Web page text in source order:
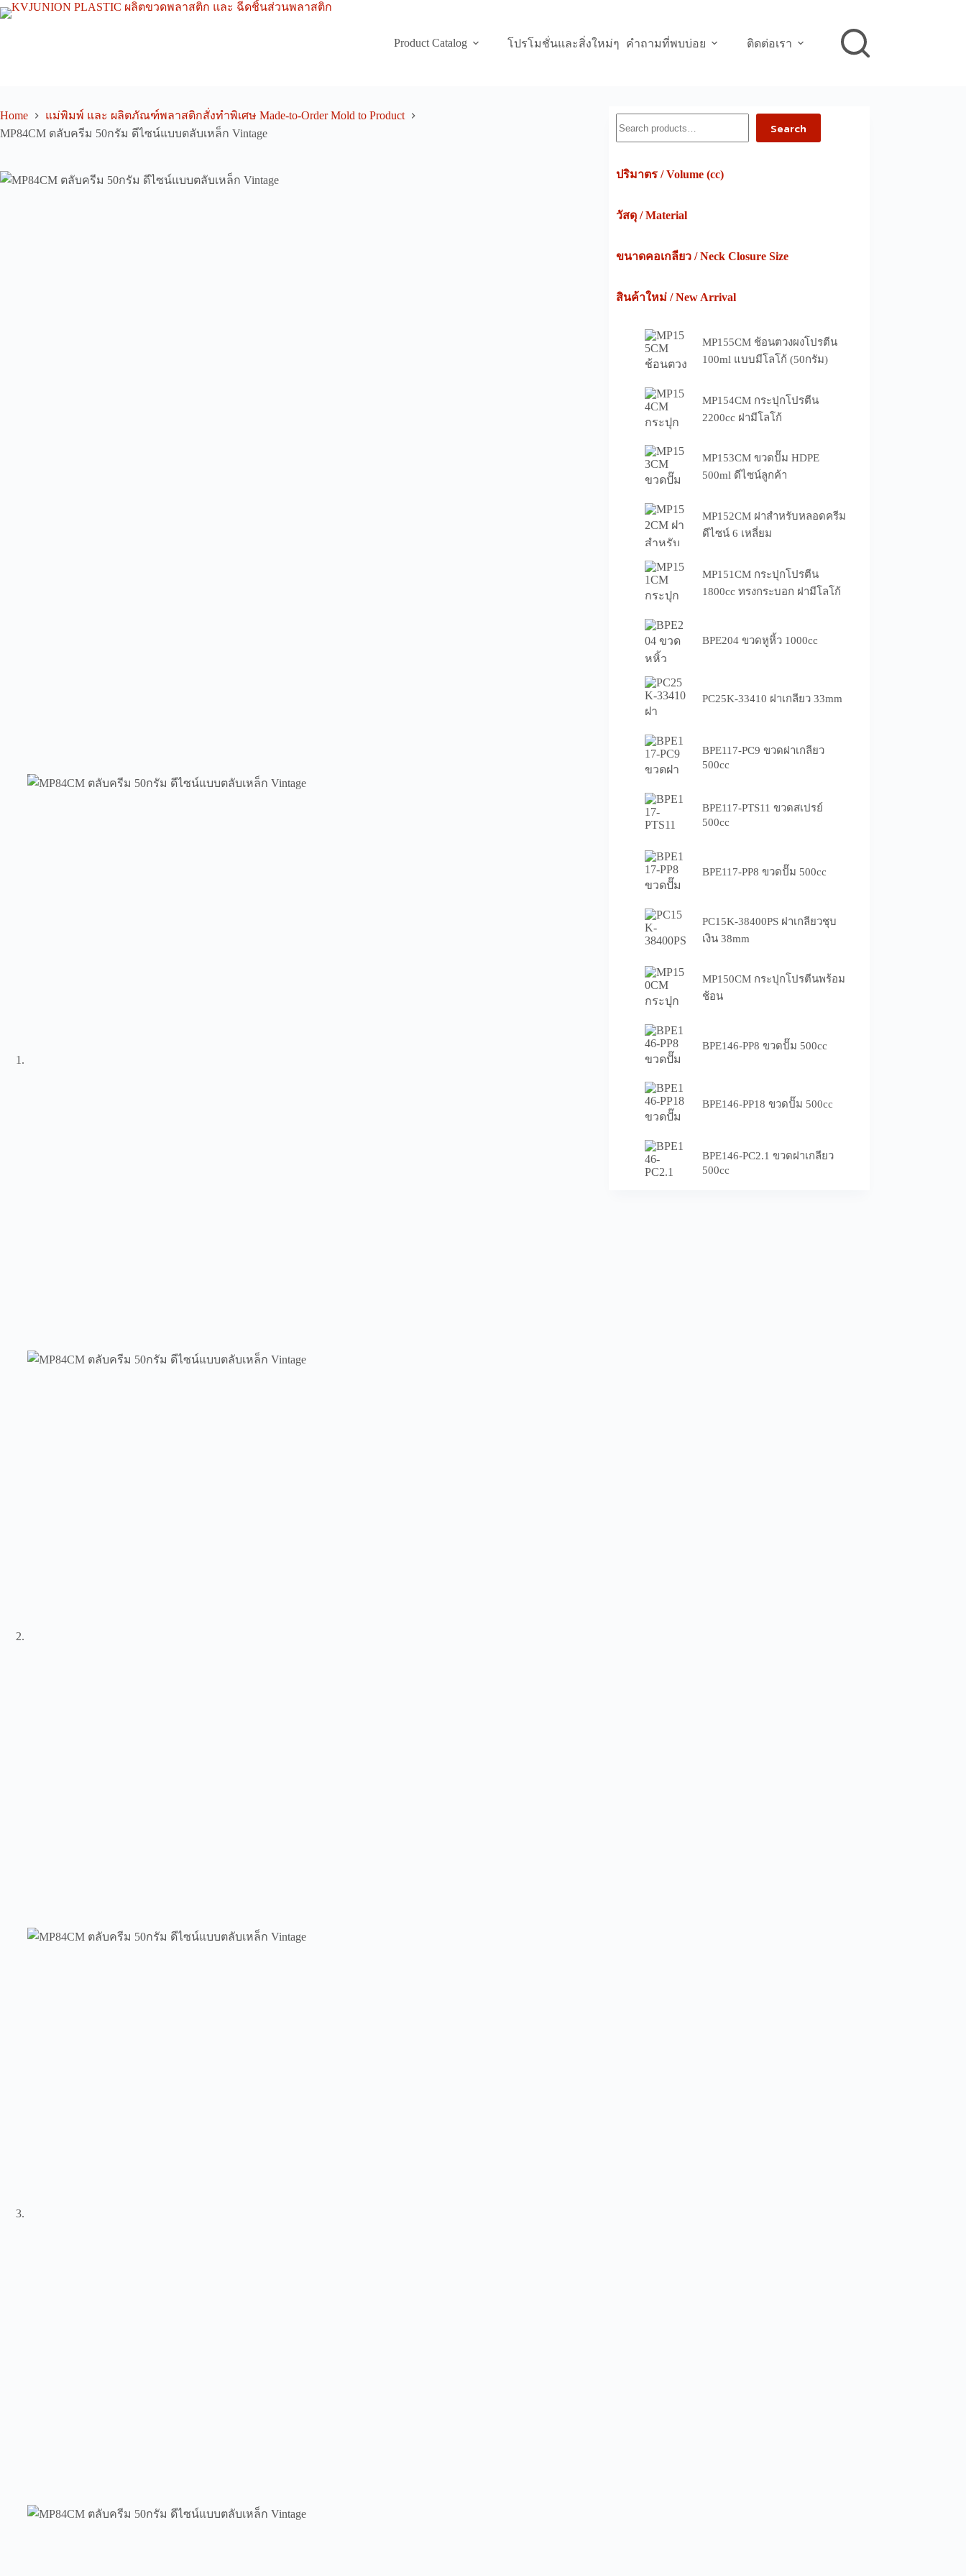
Skip
to
Product Catalog
โปรโมชั่นและสิ่งใหม่ๆ คำถามที่พบบ่อย ติดต่อเรา
Home
แม่พิมพ์ และ ผลิตภัณฑ์พลาสติกสั่งทำพิเศษ Made-to-Order Mold to Product
MP84CM ตลับครีม 50กรัม ดีไซน์แบบตลับเหล็ก Vintage
Search
ปริมาตร / Volume (cc)
วัสดุ / Material
ขนาดคอเกลียว / Neck Closure Size
สินค้าใหม่ / New Arrival
MP155CM ช้อนตวงผงโปรตีน
100ml แบบมีโลโก้ (50กรัม)
MP154CM กระปุกโปรตีน
2200cc ฝามีโลโก้
MP153CM ขวดปั๊ม HDPE
500ml ดีไซน์ลูกค้า
MP152CM ฝาสำหรับหลอดครีม
ดีไซน์ 6 เหลี่ยม
MP151CM กระปุกโปรตีน
1800cc ทรงกระบอก ฝามีโลโก้
BPE204 ขวดหูหิ้ว 1000cc
PC25K-33410 ฝาเกลียว 33mm
BPE117-PC9 ขวดฝาเกลียว
500cc
BPE117-PTS11 ขวดสเปรย์
500cc
BPE117-PP8 ขวดปั๊ม 500cc
PC15K-38400PS ฝาเกลียวชุบ
เงิน 38mm
MP150CM กระปุกโปรตีนพร้อม
ช้อน
BPE146-PP8 ขวดปั๊ม 500cc
BPE146-PP18 ขวดปั๊ม 500cc
BPE146-PC2.1 ขวดฝาเกลียว
500cc